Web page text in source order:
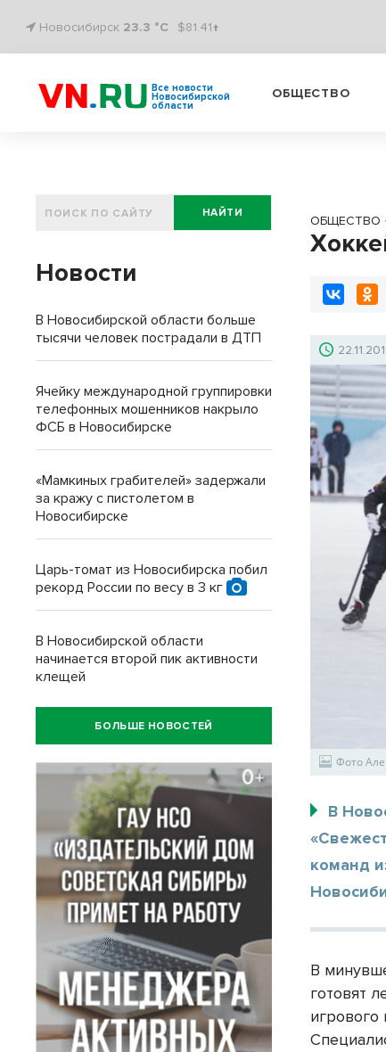
Новосибирск 23.3 °C $81.41↑
Все новости
Новосибирской
области
ОБЩЕСТВО
ОБЩЕСТВО
Фото
В
команд
В
готовят
НАЙТИ
Новости
В Новосибирской области больше
тысячи человек пострадали в ДТП
Ячейку международной группировки
телефонных мошенников накрыло
ФСБ в Новосибирске
«Мамкиных грабителей» задержали
за кражу с пистолетом в
Новосибирске
Царь-томат из Новосибирска побил
рекорд России по весу в 3 кг
В Новосибирской области
начинается второй пик активности
клещей
БОЛЬШЕ НОВОСТЕЙ